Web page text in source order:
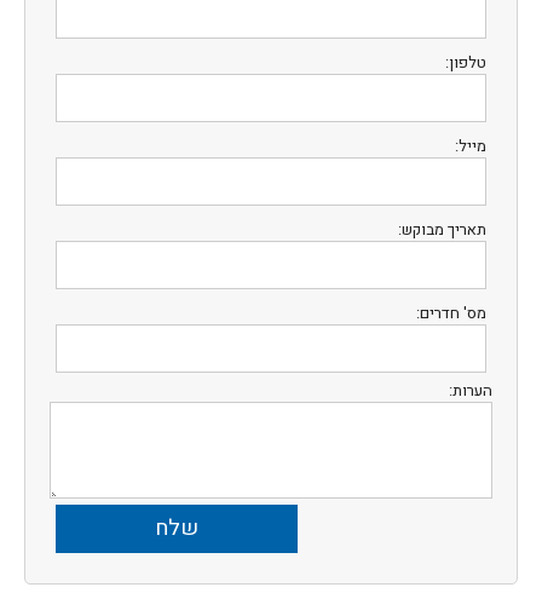
טלפון:
מייל:
תאריך מבוקש:
מס' חדרים:
הערות: